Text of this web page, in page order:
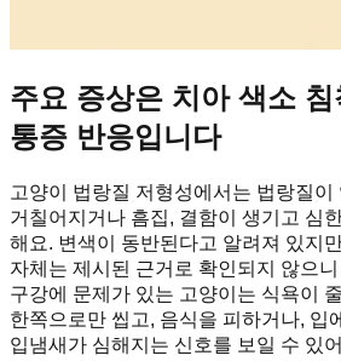
주요 증상은 치아 색소
통증 반응입니다
고양이 법랑질 저형성에서는 법랑질이
거칠어지거나 흠집, 결함이 생기고 심
해요. 변색이 동반된다고 알려져 있지
자체는 제시된 근거로 확인되지 않으
구강에 문제가 있는 고양이는 식욕이
한쪽으로만 씹고, 음식을 피하거나, 입
입냄새가 심해지는 신호를 보일 수 있